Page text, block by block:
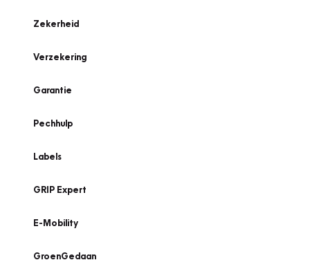
Zekerheid
Verzekering
Garantie
Pechhulp
Labels
GRIP Expert
E-Mobility
GroenGedaan